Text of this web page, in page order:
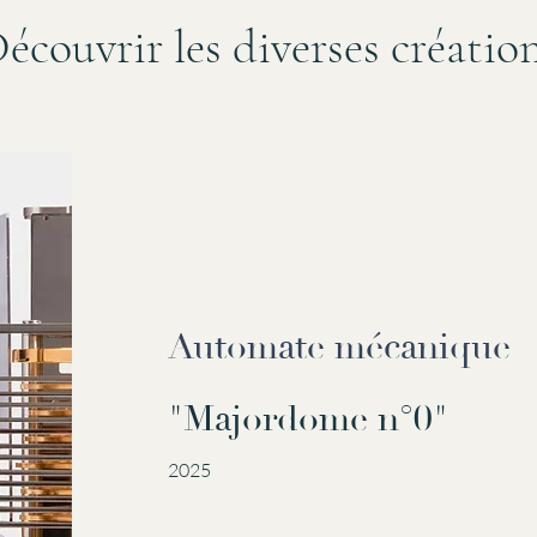
les diverses
Automate mécanique
"Majordome n°0"
2025